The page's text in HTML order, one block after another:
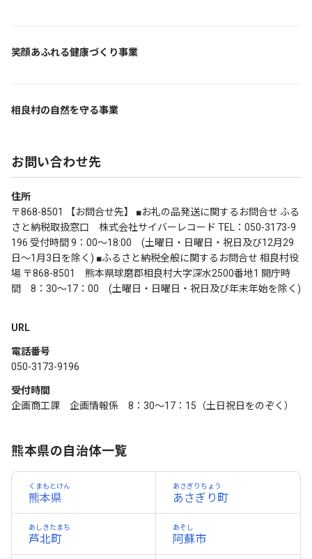
笑顔あふれる健康づくり事業
相良村の自然を守る事業
お問い合わせ先
住所
〒868-8501 【お問合せ先】 ■お礼の品発送に関するお問合せ ふる
さと納税取扱窓口 株式会社サイバーレコード TEL：050-3173-9
196 受付時間 9：00～18:00 (土曜日・日曜日・祝日及び12月29
日～1月3日を除く) ■ふるさと納税全般に関するお問合せ 相良村役
場 〒868-8501 熊本県球磨郡相良村大字深水2500番地1 開庁時
間 8：30～17：00 (土曜日・日曜日・祝日及び年末年始を除く)
URL
電話番号
050-3173-9196
受付時間
企画商工課 企画情報係 8：30～17：15（土日祝日をのぞく）
熊本県の自治体一覧
熊本県
くまもとけん
あさぎり町
あさぎりちょう
芦北町
あしきたまち
阿蘇市
あそし